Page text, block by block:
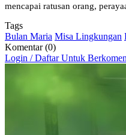
mencapai ratusan orang,
Tags
Bulan Maria Misa Lingkungan
Komentar (0)
Login / Daftar Untuk